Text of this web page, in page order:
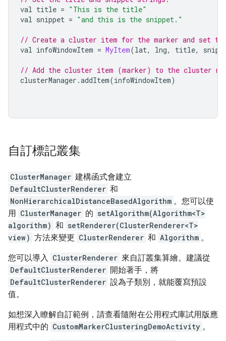
val title = "This is the title"
val snippet = "and this is the snippet."
// Create a cluster item for the marker and set
val infoWindowItem = MyItem(lat, lng, title,
// Add the cluster item (marker) to the cluster
clusterManager .addItem(infoWindowItem)
自訂標記叢集
ClusterManager 建構函式會建立
DefaultClusterRenderer 和
NonHierarchicalDistanceBasedAlgorithm 。您可以使
用 ClusterManager 的 setAlgorithm(Algorithm<T>
algorithm) 和 setRenderer(ClusterRenderer<T>
view) 方法來變更 ClusterRenderer 和 Algorithm 。
您可以導入 ClusterRenderer 來自訂叢集算繪。建議從
DefaultClusterRenderer 開始著手，將
DefaultClusterRenderer 設為子類別，就能覆寫預設
值。
如想深入瞭解自訂範例，請查看隨附在公用程式庫試用版應
用程式中的 CustomMarkerClusteringDemoActivity 。